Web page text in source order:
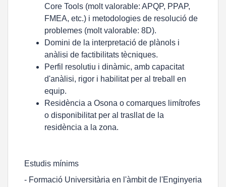
Core Tools (molt valorable: APQP, PPAP,
FMEA, etc.) i metodologies de resolució de
problemes (molt valorable: 8D).
Domini de la interpretació de plànols i
anàlisi de factibilitats tècniques.
Perfil resolutiu i dinàmic, amb capacitat
d'anàlisi, rigor i habilitat per al treball en
equip.
Residència a Osona o comarques limítrofes
o disponibilitat per al trasllat de la
residència a la zona.
Estudis mínims
- Formació Universitària en l'àmbit de l'Enginyeria